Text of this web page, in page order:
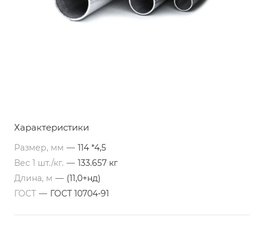
Характеристики
Размер, мм — 114 *4,5
Вес 1 шт./кг. — 133.657 кг
Длина, м — (11,0+нд)
ГОСТ — ГОСТ 10704-91